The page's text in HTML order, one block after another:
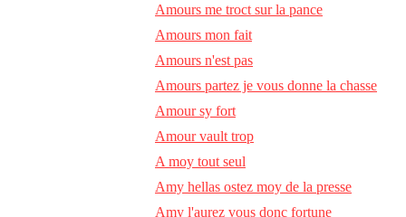
Amours me troct sur la pance
Amours mon fait
Amours n'est pas
Amours partez je vous donne la chasse
Amour sy fort
Amour vault trop
A moy tout seul
Amy hellas ostez moy de la presse
Amy l'aurez vous donc fortune